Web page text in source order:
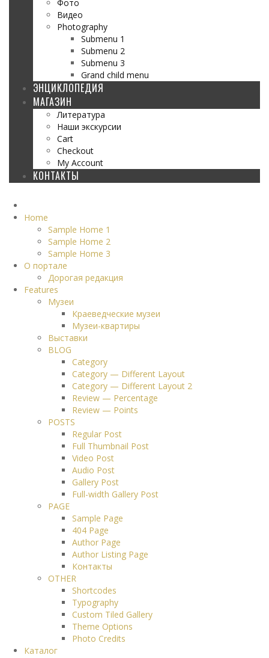
Фото
Видео
Photography
Submenu 1
Submenu 2
Submenu 3
Grand child menu
ЭНЦИКЛОПЕДИЯ
МАГАЗИН
Литература
Наши экскурсии
Cart
Checkout
My Account
КОНТАКТЫ
Home
Sample Home 1
Sample Home 2
Sample Home 3
О портале
Дорогая редакция
Features
Музеи
Краеведческие музеи
Музеи-квартиры
Выставки
BLOG
Category
Category — Different Layout
Category — Different Layout 2
Review — Percentage
Review — Points
POSTS
Regular Post
Full Thumbnail Post
Video Post
Audio Post
Gallery Post
Full-width Gallery Post
PAGE
Sample Page
404 Page
Author Page
Author Listing Page
Контакты
OTHER
Shortcodes
Typography
Custom Tiled Gallery
Theme Options
Photo Credits
Каталог